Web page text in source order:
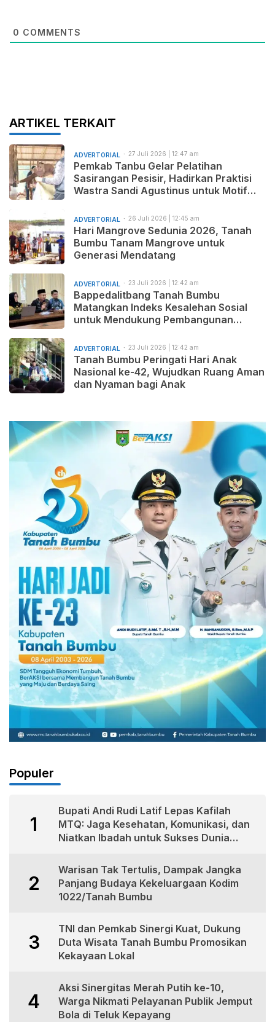
0 COMMENTS
ARTIKEL TERKAIT
ADVERTORIAL 27 Juli 2026 | 12:47 am
Pemkab Tanbu Gelar Pelatihan
Sasirangan Pesisir, Hadirkan Praktisi
Wastra Sandi Agustinus untuk Motif
ADVERTORIAL 26 Juli 2026 | 12:45 am
Hari Mangrove Sedunia 2026, Tanah
Bumbu Tanam Mangrove untuk
Generasi Mendatang
ADVERTORIAL 23 Juli 2026 | 12:42 am
Bappedalitbang Tanah Bumbu
Matangkan Indeks Kesalehan Sosial
untuk Mendukung Pembangunan
Beradab
ADVERTORIAL 23 Juli 2026 | 12:42 am
Tanah Bumbu Peringati Hari Anak
Nasional ke-42, Wujudkan Ruang Aman
dan Nyaman bagi Anak
Populer
1
Bupati Andi Rudi Latif Lepas Kafilah
MTQ: Jaga Kesehatan, Komunikasi, dan
Niatkan Ibadah untuk Sukses Dunia
2
Warisan Tak Tertulis, Dampak Jangka
Panjang Budaya Kekeluargaan Kodim
1022/Tanah Bumbu
3
TNI dan Pemkab Sinergi Kuat, Dukung
Duta Wisata Tanah Bumbu Promosikan
Kekayaan Lokal
4
Aksi Sinergitas Merah Putih ke-10,
Warga Nikmati Pelayanan Publik Jemput
Bola di Teluk Kepayang